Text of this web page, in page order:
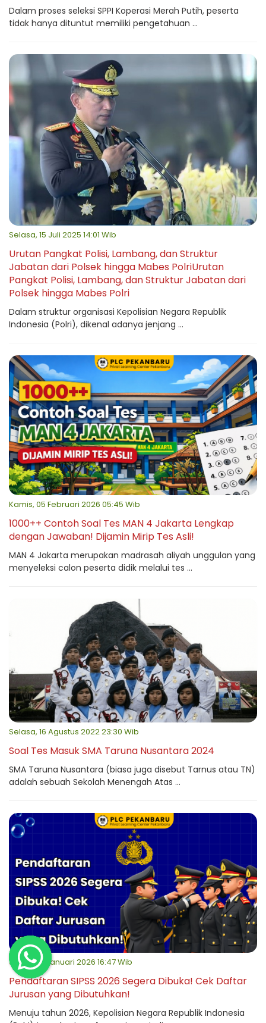
Dalam proses seleksi SPPI Koperasi Merah Putih, peserta
tidak hanya dituntut memiliki pengetahuan ...
Selasa, 15 Juli 2025 14:01 Wib
Urutan Pangkat Polisi, Lambang, dan Struktur
Jabatan dari Polsek hingga Mabes PolriUrutan
Pangkat Polisi, Lambang, dan Struktur Jabatan dari
Polsek hingga Mabes Polri
Dalam struktur organisasi Kepolisian Negara Republik
Indonesia (Polri), dikenal adanya jenjang ...
Kamis, 05 Februari 2026 05:45 Wib
1000++ Contoh Soal Tes MAN 4 Jakarta Lengkap
dengan Jawaban! Dijamin Mirip Tes Asli!
MAN 4 Jakarta merupakan madrasah aliyah unggulan yang
menyeleksi calon peserta didik melalui tes ...
Selasa, 16 Agustus 2022 23:30 Wib
Soal Tes Masuk SMA Taruna Nusantara 2024
SMA Taruna Nusantara (biasa juga disebut Tarnus atau TN)
adalah sebuah Sekolah Menengah Atas ...
Jumat, 16 Januari 2026 16:47 Wib
Pendaftaran SIPSS 2026 Segera Dibuka! Cek Daftar
Jurusan yang Dibutuhkan!
Menuju tahun 2026, Kepolisian Negara Republik Indonesia